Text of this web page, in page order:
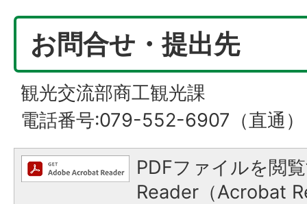
お問合せ・提出先
観光交流部商工観光課
電話番号:079-552-6907（直通）
PDFファイルを閲
Reader（Acrobat